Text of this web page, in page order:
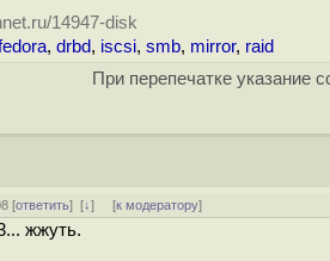
14947-disk
, drbd, iscsi, smb, mirror, raid
При перепечатке указание
[ответить][↓] [к модератору]
жжуть.